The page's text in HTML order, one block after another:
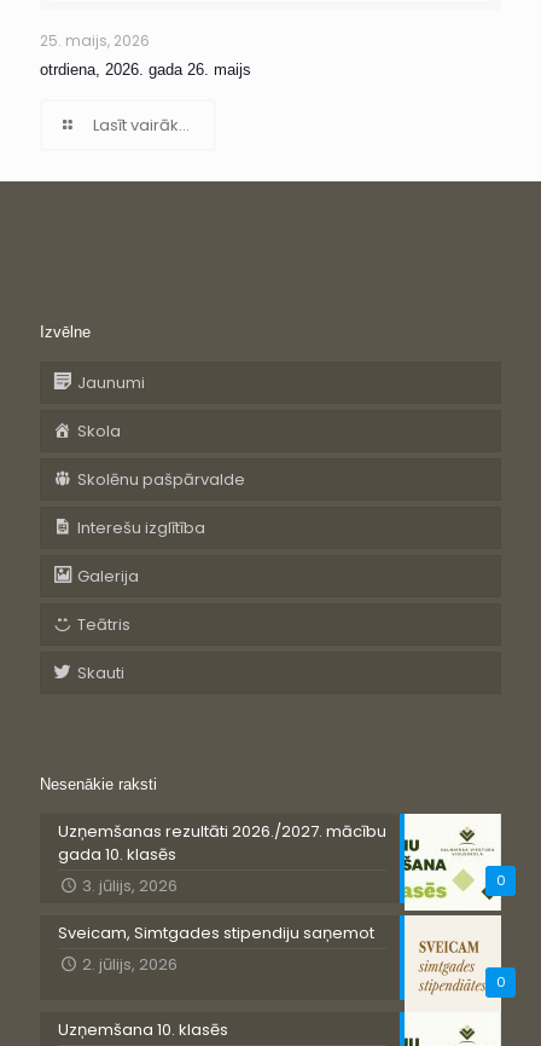
25. maijs, 2026
otrdiena, 2026. gada 26. maijs
Lasīt vairāk...
Izvēlne
Jaunumi
Skola
Skolēnu pašpārvalde
Interešu izglītība
Galerija
Teātris
Skauti
Nesenākie raksti
0
Uzņemšanas rezultāti 2026./2027. mācību
gada 10. klasēs
3. jūlijs, 2026
0
Sveicam, Simtgades stipendiju saņemot
2. jūlijs, 2026
Uzņemšana 10. klasēs